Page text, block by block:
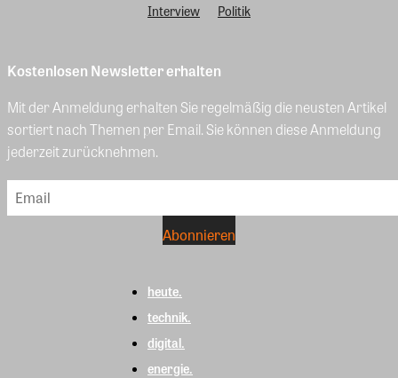
Interview
Politik
Kostenlosen Newsletter erhalten
Mit der Anmeldung erhalten Sie regelmäßig die neusten Artikel
sortiert nach Themen per Email. Sie können diese Anmeldung
jederzeit zurücknehmen.
heute.
technik.
digital.
energie.